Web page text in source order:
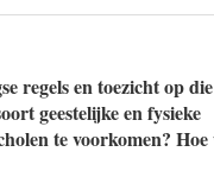
regels en toezicht op
geestelijke en fysieke
te voorkomen? Hoe